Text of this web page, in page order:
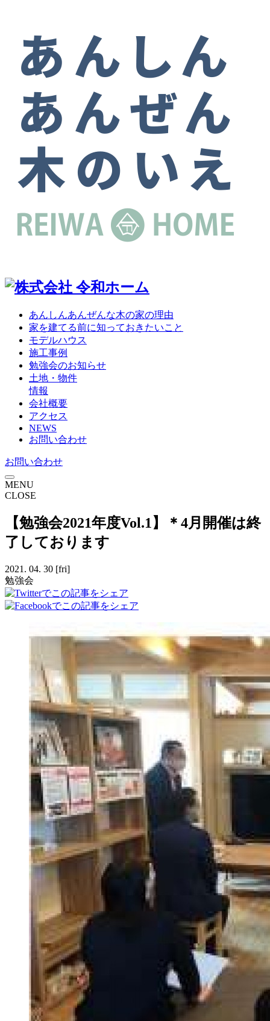
あんしんあんぜんな木の家の理由
家を建てる前に知っておきたいこと
モデルハウス
施工事例
勉強会のお知らせ
土地・物件
情報
会社概要
アクセス
NEWS
お問い合わせ
お問い合わせ
MENU
CLOSE
【勉強会2021年度Vol.1】＊4月開催は終
了しております
2021. 04. 30 [fri]
勉強会